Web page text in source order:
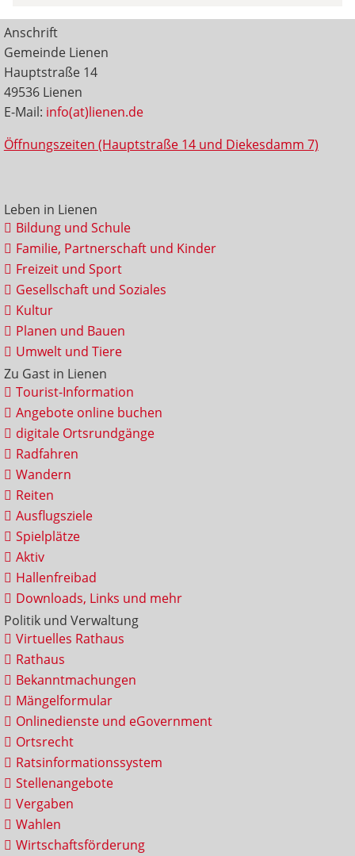
Anschrift
Gemeinde Lienen
Hauptstraße 14
49536 Lienen
E-Mail: info(at)lienen.de
Öffnungszeiten (Hauptstraße 14 und Diekesdamm 7)
Leben in Lienen
Bildung und Schule
Familie, Partnerschaft und Kinder
Freizeit und Sport
Gesellschaft und Soziales
Kultur
Planen und Bauen
Umwelt und Tiere
Zu Gast in Lienen
Tourist-Information
Angebote online buchen
digitale Ortsrundgänge
Radfahren
Wandern
Reiten
Ausflugsziele
Spielplätze
Aktiv
Hallenfreibad
Downloads, Links und mehr
Politik und Verwaltung
Virtuelles Rathaus
Rathaus
Bekanntmachungen
Mängelformular
Onlinedienste und eGovernment
Ortsrecht
Ratsinformationssystem
Stellenangebote
Vergaben
Wahlen
Wirtschaftsförderung